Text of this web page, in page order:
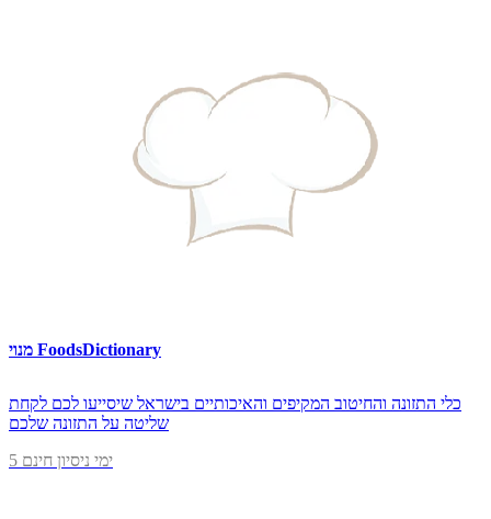
מנוי FoodsDictionary
כלי התזונה והחיטוב המקיפים והאיכותיים בישראל שיסייעו לכם לקחת
שליטה על התזונה שלכם
5 ימי ניסיון חינם